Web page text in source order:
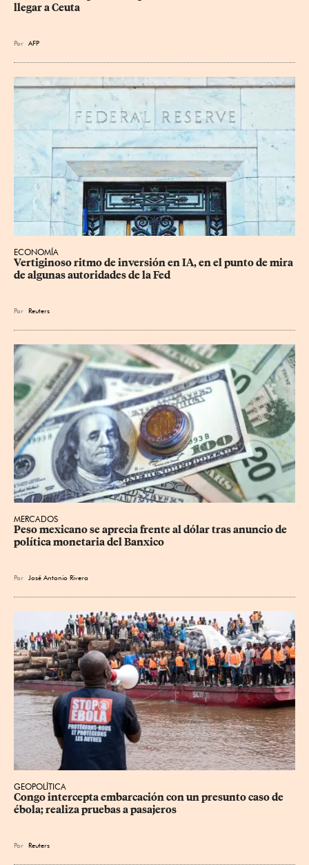
llegar a Ceuta
Por AFP
ECONOMÍA
Vertiginoso ritmo de inversión en IA, en el punto de mira
de algunas autoridades de la Fed
Por Reuters
MERCADOS
Peso mexicano se aprecia frente al dólar tras anuncio de
política monetaria del Banxico
Por José Antonio Rivera
GEOPOLÍTICA
Congo intercepta embarcación con un presunto caso de
ébola; realiza pruebas a pasajeros
Por Reuters